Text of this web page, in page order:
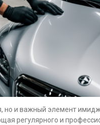
но и важный элемент
регулярного и